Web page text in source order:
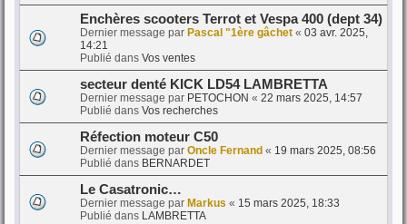
Enchères scooters Terrot et Vespa 400 (dept 34)
Dernier message par Pascal "1ère gâchet « 03 avr. 2025,
14:21
Publié dans Vos ventes
secteur denté KICK LD54 LAMBRETTA
Dernier message par PETOCHON « 22 mars 2025, 14:57
Publié dans Vos recherches
Réfection moteur C50
Dernier message par Oncle Fernand « 19 mars 2025, 08:56
Publié dans BERNARDET
Le Casatronic…
Dernier message par Markus « 15 mars 2025, 18:33
Publié dans LAMBRETTA